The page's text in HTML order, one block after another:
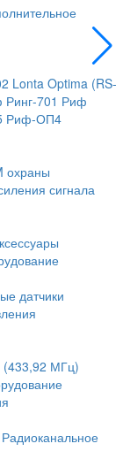
Lonta Optima (RS-
701 Риф
Риф-ОП4
охраны
сигнала
датчики
(433,92 МГц)
Радиоканальное